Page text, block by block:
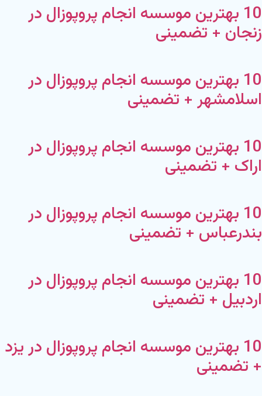
10 بهترین موسسه انجام پروپوزال در
زنجان + تضمینی
10 بهترین موسسه انجام پروپوزال در
اسلامشهر + تضمینی
10 بهترین موسسه انجام پروپوزال در
اراک + تضمینی
10 بهترین موسسه انجام پروپوزال در
بندرعباس + تضمینی
10 بهترین موسسه انجام پروپوزال در
اردبیل + تضمینی
10 بهترین موسسه انجام پروپوزال در یزد
+ تضمینی